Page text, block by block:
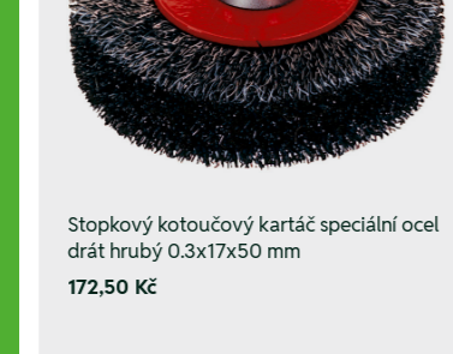
Stopkový kotoučový kartáč speciální ocel
drát hrubý 0.3x17x50 mm
172,50 Kč